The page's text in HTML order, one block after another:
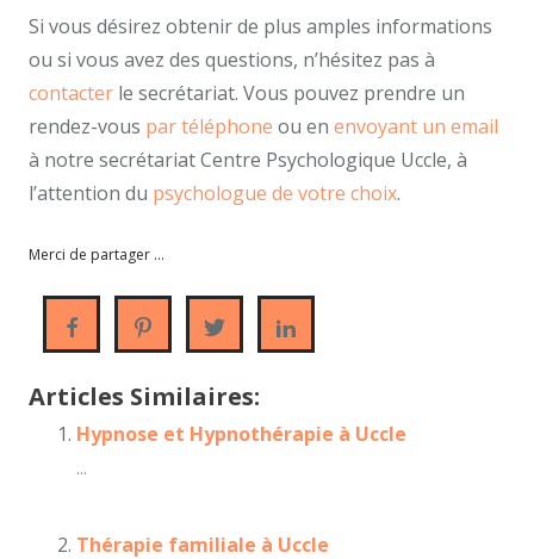
Si vous désirez obtenir de plus amples informations
ou si vous avez des questions, n’hésitez pas à
contacter le secrétariat. Vous pouvez prendre un
rendez-vous par téléphone ou en envoyant un email
à notre secrétariat Centre Psychologique Uccle, à
l’attention du psychologue de votre choix.
Merci de partager ...
Articles Similaires:
Hypnose et Hypnothérapie à Uccle
...
Thérapie familiale à Uccle